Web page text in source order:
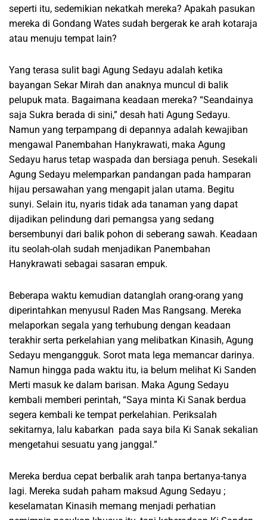
seperti itu, sedemikian nekatkah mereka? Apakah pasukan
mereka di Gondang Wates sudah bergerak ke arah kotaraja
atau menuju tempat lain?
Yang terasa sulit bagi Agung Sedayu adalah ketika
bayangan Sekar Mirah dan anaknya muncul di balik
pelupuk mata. Bagaimana keadaan mereka? “Seandainya
saja Sukra berada di sini,” desah hati Agung Sedayu.
Namun yang terpampang di depannya adalah kewajiban
mengawal Panembahan Hanykrawati, maka Agung
Sedayu harus tetap waspada dan bersiaga penuh. Sesekali
Agung Sedayu melemparkan pandangan pada hamparan
hijau persawahan yang mengapit jalan utama. Begitu
sunyi. Selain itu, nyaris tidak ada tanaman yang dapat
dijadikan pelindung dari pemangsa yang sedang
bersembunyi dari balik pohon di seberang sawah. Keadaan
itu seolah-olah sudah menjadikan Panembahan
Hanykrawati sebagai sasaran empuk.
Beberapa waktu kemudian datanglah orang-orang yang
diperintahkan menyusul Raden Mas Rangsang. Mereka
melaporkan segala yang terhubung dengan keadaan
terakhir serta perkelahian yang melibatkan Kinasih, Agung
Sedayu mengangguk. Sorot mata lega memancar darinya.
Namun hingga pada waktu itu, ia belum melihat Ki Sanden
Merti masuk ke dalam barisan. Maka Agung Sedayu
kembali memberi perintah, “Saya minta Ki Sanak berdua
segera kembali ke tempat perkelahian. Periksalah
sekitarnya, lalu kabarkan pada saya bila Ki Sanak sekalian
mengetahui sesuatu yang janggal.”
Mereka berdua cepat berbalik arah tanpa bertanya-tanya
lagi. Mereka sudah paham maksud Agung Sedayu ;
keselamatan Kinasih memang menjadi perhatian